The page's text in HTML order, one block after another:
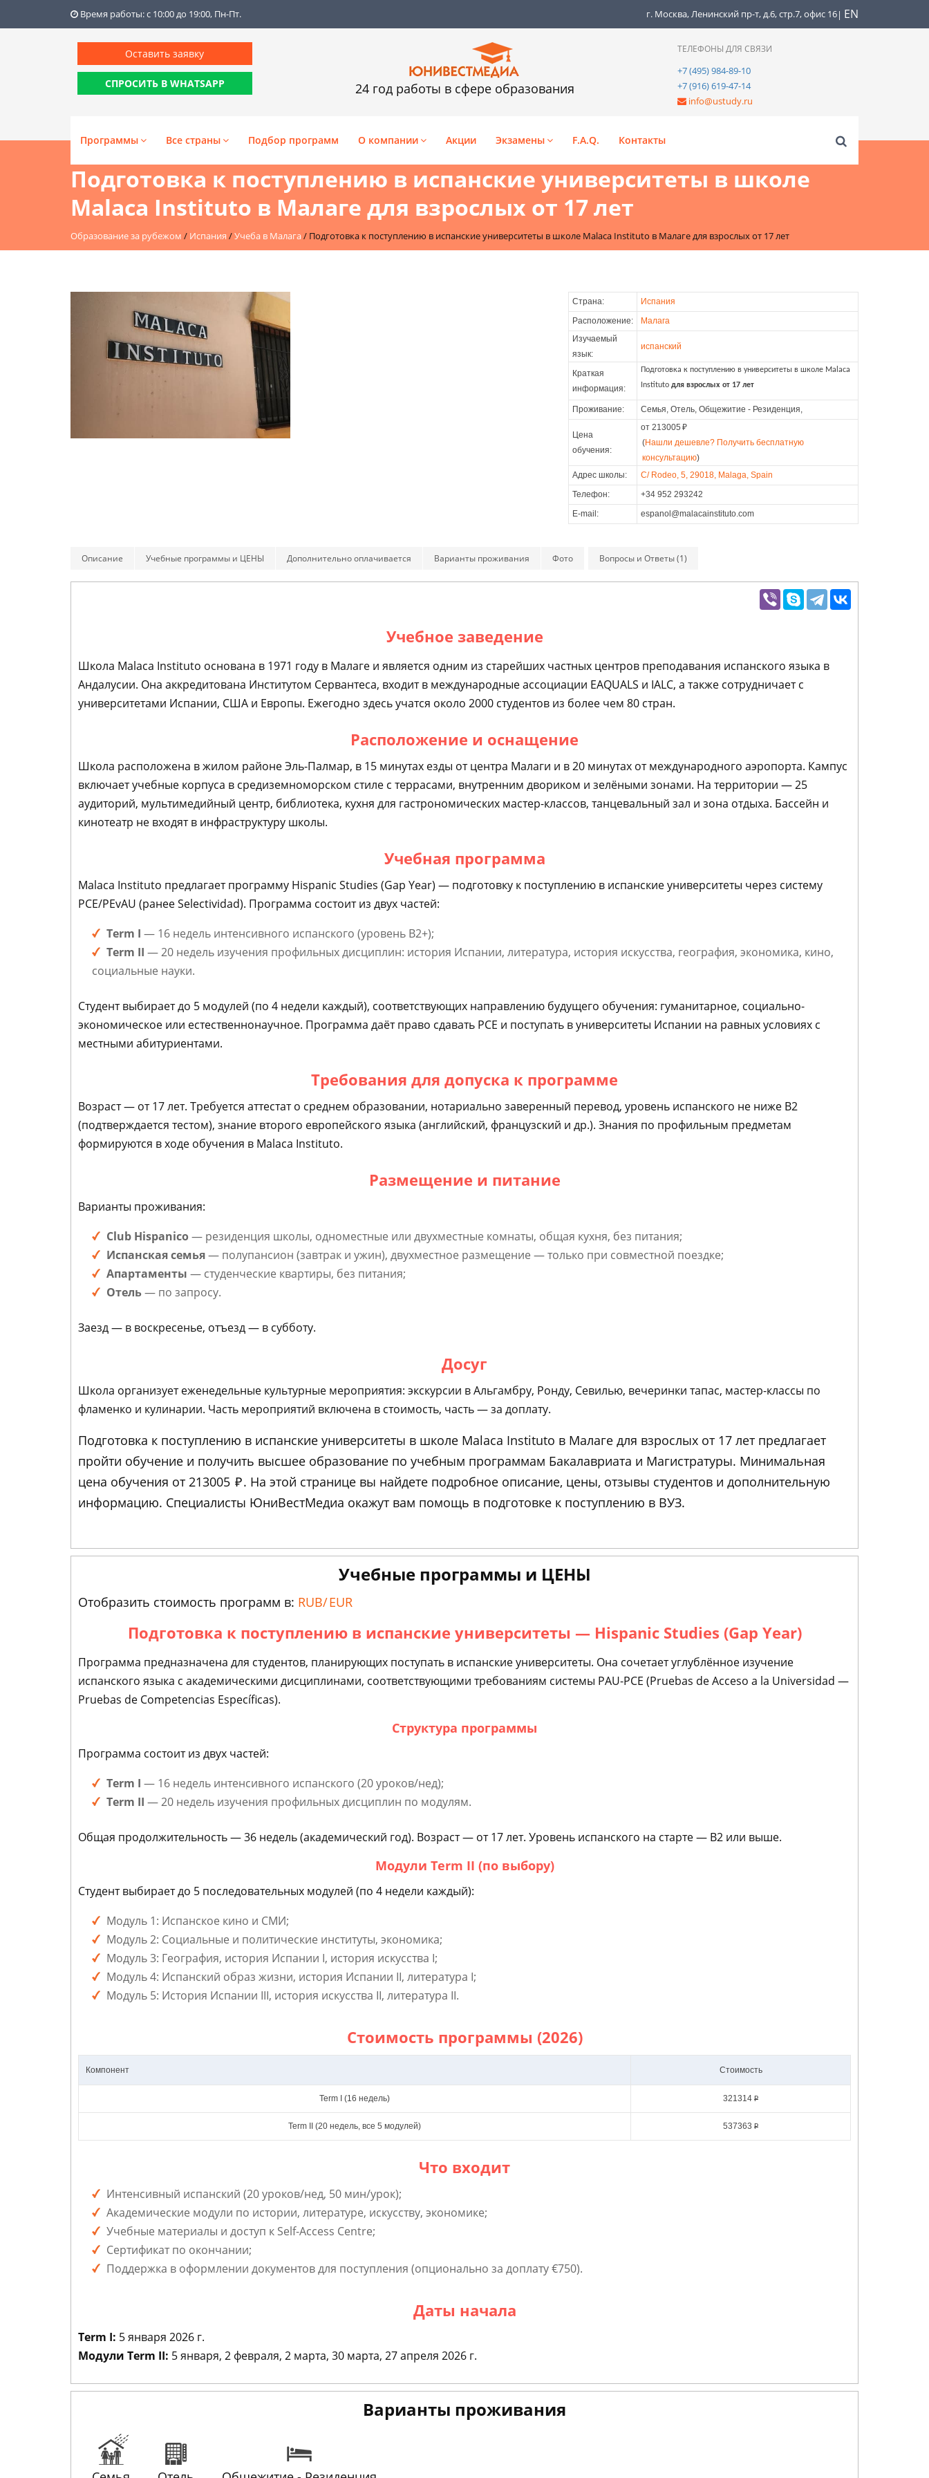
Время работы: с 10:00 до 19:00, Пн-Пт. г. Москва, Ленинский пр-т, д.6, стр.7, офис 16| EN
Оставить заявку
СПРОСИТЬ В WHATSAPP 24 год работы в сфере образования
ТЕЛЕФОНЫ ДЛЯ СВЯЗИ
+7 (495) 984-89-10
+7 (916) 619-47-14
info@ustudy.ru
Программы Все страны Подбор программ О компании Акции Экзамены F.A.Q. Контакты
Подготовка к поступлению в испанские университеты в школе
Malaca Instituto в Малаге для взрослых от 17 лет
Образование за рубежом / Испания /Учеба в Малага/ Подготовка к поступлению в испанские университеты в школе Malaca Instituto в Малаге для взрослых от 17 лет
Страна:
Испания
Расположение:
Малага
Изучаемый
язык:
испанский
Краткая
информация:
Подготовка к поступлению в университеты в школе Malaca
Instituto для взрослых от 17 лет
Проживание: Семья, Отель, Общежитие - Резиденция,
Цена
обучения:
от 213005 ₽
(Нашли дешевле? Получить бесплатную
консультацию)
Адрес школы:
C/ Rodeo, 5, 29018, Malaga, Spain
Телефон:
+34 952 293242
E-mail:
espanol@malacainstituto.com
Описание Учебные программы и ЦЕНЫ Дополнительно оплачивается Варианты проживания Фото Вопросы и Ответы (1)
Учебное заведение
Школа Malaca Instituto основана в 1971 году в Малаге и является одним из старейших частных центров преподавания испанского языка в
Андалусии. Она аккредитована Институтом Сервантеса, входит в международные ассоциации EAQUALS и IALC, а также сотрудничает с
университетами Испании, США и Европы. Ежегодно здесь учатся около 2000 студентов из более чем 80 стран.
Расположение и оснащение
Школа расположена в жилом районе Эль-Палмар, в 15 минутах езды от центра Малаги и в 20 минутах от международного аэропорта. Кампус
включает учебные корпуса в средиземноморском стиле с террасами, внутренним двориком и зелёными зонами. На территории — 25
аудиторий, мультимедийный центр, библиотека, кухня для гастрономических мастер-классов, танцевальный зал и зона отдыха. Бассейн и
кинотеатр не входят в инфраструктуру школы.
Учебная программа
Malaca Instituto предлагает программу Hispanic Studies (Gap Year) — подготовку к поступлению в испанские университеты через систему
PCE/PEvAU (ранее Selectividad). Программа состоит из двух частей:
Term I — 16 недель интенсивного испанского (уровень B2+);
Term II — 20 недель изучения профильных дисциплин: история Испании, литература, история искусства, география, экономика, кино,
социальные науки.
Студент выбирает до 5 модулей (по 4 недели каждый), соответствующих направлению будущего обучения: гуманитарное, социально-
экономическое или естественнонаучное. Программа даёт право сдавать PCE и поступать в университеты Испании на равных условиях с
местными абитуриентами.
Требования для допуска к программе
Возраст — от 17 лет. Требуется аттестат о среднем образовании, нотариально заверенный перевод, уровень испанского не ниже B2
(подтверждается тестом), знание второго европейского языка (английский, французский и др.). Знания по профильным предметам
формируются в ходе обучения в Malaca Instituto.
Размещение и питание
Варианты проживания:
Club Hispanico— резиденция школы, одноместные или двухместные комнаты, общая кухня, без питания;
Испанская семья— полупансион (завтрак и ужин), двухместное размещение — только при совместной поездке;
Апартаменты — студенческие квартиры, без питания;
Отель— по запросу.
Заезд — в воскресенье, отъезд — в субботу.
Досуг
Школа организует еженедельные культурные мероприятия: экскурсии в Альгамбру, Ронду, Севилью, вечеринки тапас, мастер-классы по
фламенко и кулинарии. Часть мероприятий включена в стоимость, часть — за доплату.
Подготовка к поступлению в испанские университеты в школе Malaca Instituto в Малаге для взрослых от 17 лет предлагает
пройти обучение и получить высшее образование по учебным программам Бакалавриата и Магистратуры. Минимальная
цена обучения от 213005 ₽. На этой странице вы найдете подробное описание, цены, отзывы студентов и дополнительную
информацию. Специалисты ЮниВестМедиа окажут вам помощь в подготовке к поступлению в ВУЗ.
Учебные программы и ЦЕНЫ
Отобразить стоимость программ в: RUB/EUR
Подготовка к поступлению в испанские университеты — Hispanic Studies (Gap Year)
Программа предназначена для студентов, планирующих поступать в испанские университеты. Она сочетает углублённое изучение
испанского языка с академическими дисциплинами, соответствующими требованиям системы PAU-PCE (Pruebas de Acceso a la Universidad —
Pruebas de Competencias Específicas).
Структура программы
Программа состоит из двух частей:
Term I — 16 недель интенсивного испанского (20 уроков/нед);
Term II — 20 недель изучения профильных дисциплин по модулям.
Общая продолжительность — 36 недель (академический год). Возраст — от 17 лет. Уровень испанского на старте — B2 или выше.
Модули Term II (по выбору)
Студент выбирает до 5 последовательных модулей (по 4 недели каждый):
Модуль 1: Испанское кино и СМИ;
Модуль 2: Социальные и политические институты, экономика;
Модуль 3: География, история Испании I, история искусства I;
Модуль 4: Испанский образ жизни, история Испании II, литература I;
Модуль 5: История Испании III, история искусства II, литература II.
Стоимость программы (2026)
Компонент Стоимость
Term I (16 недель) 321314 Р
Term II (20 недель, все 5 модулей) 537363 Р
Что входит
Интенсивный испанский (20 уроков/нед, 50 мин/урок);
Академические модули по истории, литературе, искусству, экономике;
Учебные материалы и доступ к Self-Access Centre;
Сертификат по окончании;
Поддержка в оформлении документов для поступления (опционально за доплату €750).
Даты начала
Term I: 5 января 2026 г.
Модули Term II: 5 января, 2 февраля, 2 марта, 30 марта, 27 апреля 2026 г.
Варианты проживания